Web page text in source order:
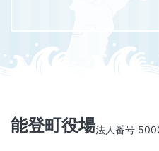
能登町役場法人番号